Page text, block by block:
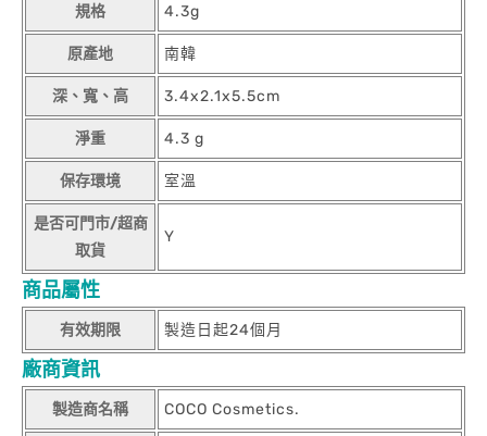
規格 4.3g
原產地 南韓
深、寬、高 3.4x2.1x5.5cm
淨重 4.3 g
保存環境 室溫
是否可門市/超商
取貨
Y
商品屬性
有效期限 製造日起24個月
廠商資訊
製造商名稱 COCO Cosmetics.